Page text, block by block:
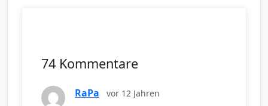
74 Kommentare
RaPa vor 12 Jahren